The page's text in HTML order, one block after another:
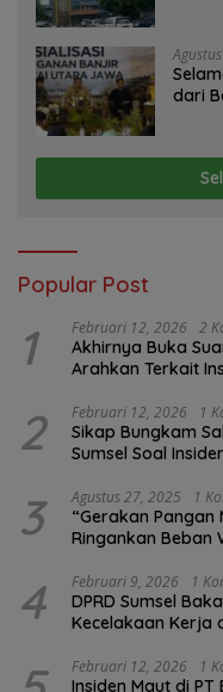
dari
Popular Post
1 Februari 12, 2026 2
Akhirnya Buka
Arahkan Terkait
2 Februari 12, 2026 1
Sikap Bungkam
Sumsel Soal
3 Agustus 27, 2025 1
“Gerakan Pangan
Ringankan Beban
4 Februari 9, 2026 1
DPRD Sumsel
Kecelakaan Kerja
Februari 12, 2026 1
Insiden Maut di